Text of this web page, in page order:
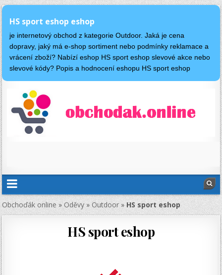
HS sport eshop eshop
je internetový obchod z kategorie Outdoor. Jaká je cena
dopravy, jaký má e-shop sortiment nebo podmínky reklamace a
vrácení zboží? Nabízí eshop HS sport eshop slevové akce nebo
slevové kódy? Popis a hodnocení eshopu HS sport eshop
Obchoďák online»Oděvy»Outdoor»HS sport eshop
HS sport eshop